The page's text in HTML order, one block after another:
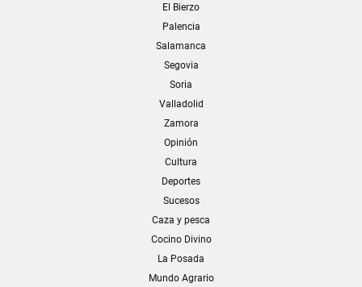
El Bierzo
Palencia
Salamanca
Segovia
Soria
Valladolid
Zamora
Opinión
Cultura
Deportes
Sucesos
Caza y pesca
Cocino Divino
La Posada
Mundo Agrario